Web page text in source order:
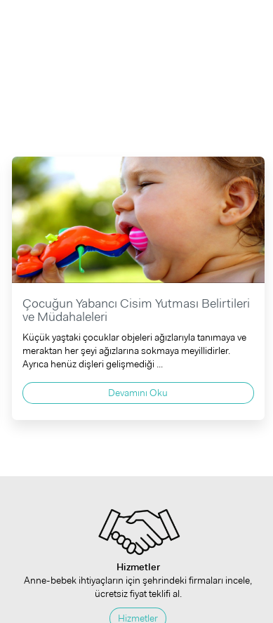
Çocuğun Yabancı Cisim Yutması Belirtileri
ve Müdahaleleri
Küçük yaştaki çocuklar objeleri ağızlarıyla tanımaya ve
meraktan her şeyi ağızlarına sokmaya meyillidirler.
Ayrıca henüz dişleri gelişmediği ...
Devamını Oku
Hizmetler
Anne-bebek ihtiyaçların için şehrindeki firmaları incele,
ücretsiz fiyat teklifi al.
Hizmetler